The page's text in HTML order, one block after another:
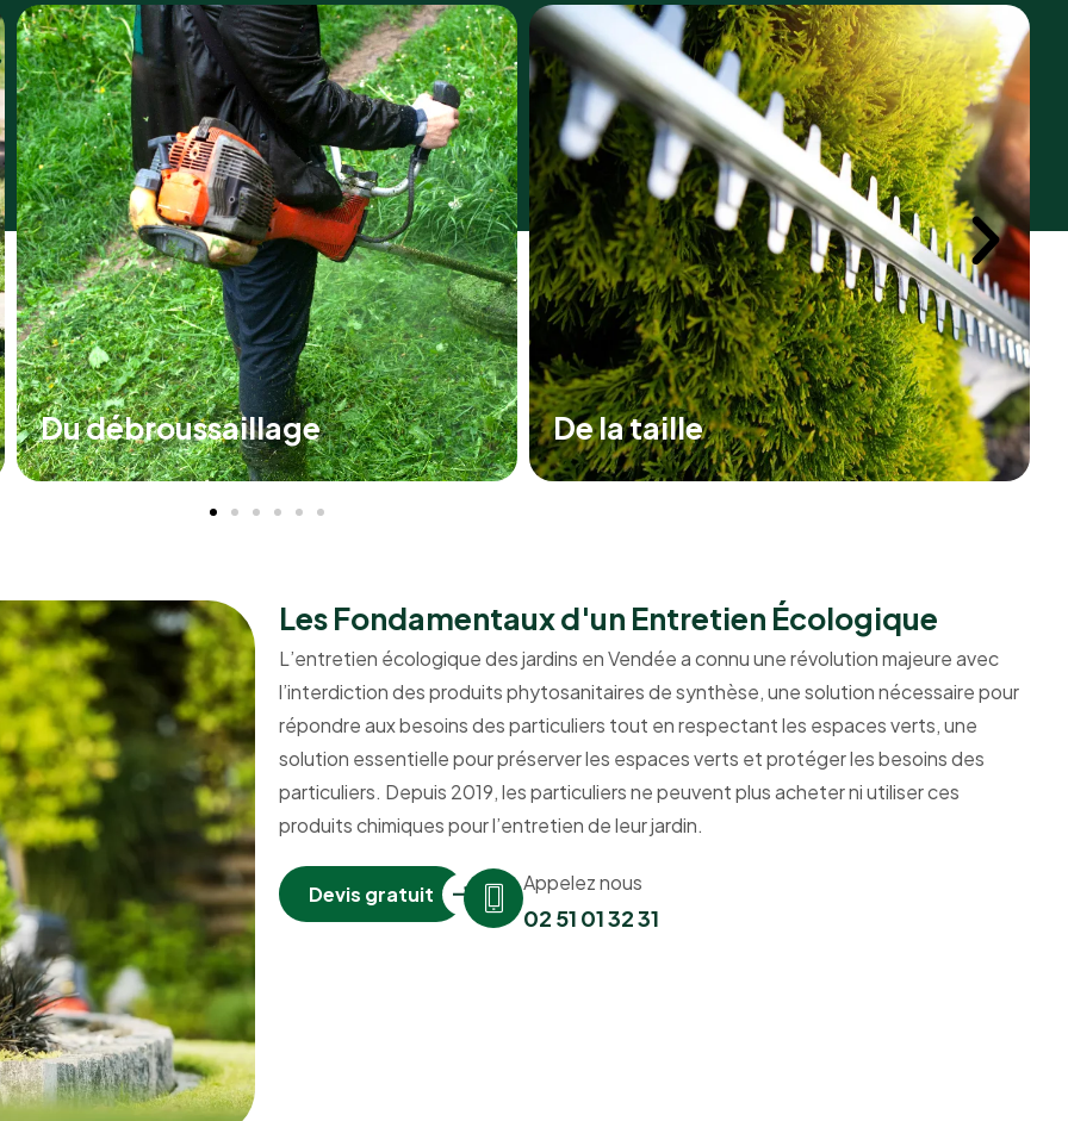
De la taille Du nettoyage
Les Fondamentaux d'un Entretien Écologique
L’entretien écologique des jardins en Vendée a connu une révolution majeure avec
l’interdiction des produits phytosanitaires de synthèse, une solution nécessaire pour
répondre aux besoins des particuliers tout en respectant les espaces verts, une
solution essentielle pour préserver les espaces verts et protéger les besoins des
particuliers. Depuis 2019, les particuliers ne peuvent plus acheter ni utiliser ces
produits chimiques pour l’entretien de leur jardin.
Devis gratuit Appelez nous
02 51 01 32 31